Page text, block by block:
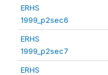
ERHS
1999_p2sec6
ERHS
1999_p2sec7
ERHS